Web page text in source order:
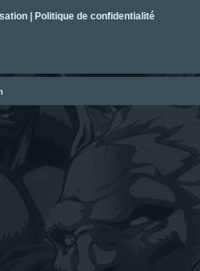
| Politique de confidentialité